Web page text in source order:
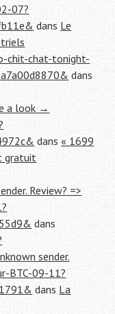
07?
dans Le
chit-chat-tonight-
dans
a look →
dans« 1699
gratuit
Review? =>
dans
sender.
BTC-09-11?
dans La